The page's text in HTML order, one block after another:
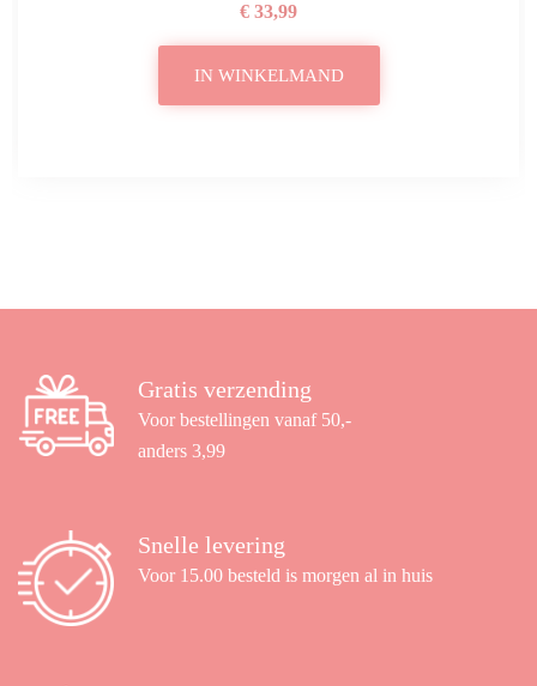
€ 33,99
IN WINKELMAND
Gratis verzending
Voor bestellingen vanaf 50,-
anders 3,99
Snelle levering
Voor 15.00 besteld is morgen al in huis